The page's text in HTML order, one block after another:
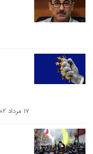
۱۷ مرداد ۱۴۰۲